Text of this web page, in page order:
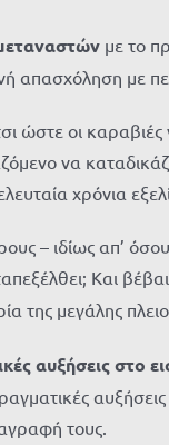
με το
απασχόληση
ώστε οι
να
χρόνια
– ιδίως απ’
Και
της μεγάλης
αυξήσεις στο
τους.